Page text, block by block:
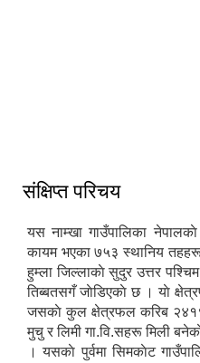
संक्षिप्त परिचय
यस नाम्खा गाउँपालिका
कायम भएका ७५३ स्थानिय
हुम्ला जिल्लाकाे सुदुर उत्तर
तिब्बतसगँ जाेडिएकाे छ । याे
जसकाे कुल क्षेत्रफल करिब
मुचु र लिमी गा.वि.सहरू मिली
। यसकाे पुर्वमा सिमकाेट